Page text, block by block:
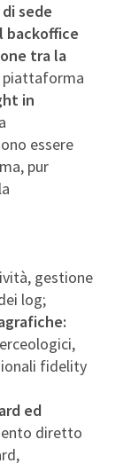
sede
backoffice
tra la
piattaforma
in
essere
pur
gestione
log;
fidelity
ed
diretto